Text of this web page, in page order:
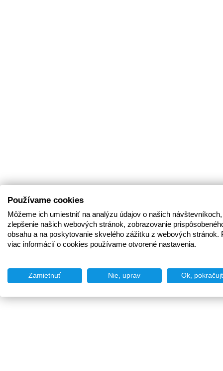
Používame cookies
Môžeme ich umiestniť na analýzu údajov o našich
zlepšenie našich webových stránok, zobrazovanie
obsahu a na poskytovanie skvelého zážitku z webových stránok.
viac informácií o cookies používame otvorené nastavenia.
Zamietnuť Nie, uprav Ok,